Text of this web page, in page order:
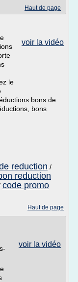
Haut de page
voir la vidéo
le
bons de
bons
reduction /
reduction
code promo
Haut de page
voir la vidéo